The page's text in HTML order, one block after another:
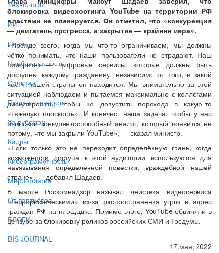
Технологии
ИИ
Связь
Нацбезопасность
Санкции
Промышленность
За рубежом
Кадры
Киберграмотность
Мероприятия
От партнёров
БЛОГИ
BIS JOURNAL
блокировка видеохостинга YouTube на территории РФ
властями не планируется. Он отметил, что «конкуренция
— двигатель прогресса, а закрытие — крайняя мера».
«Прежде всего, когда мы что-то ограничиваем, мы должны
чётко понимать, что наши пользователи не страдают. Наш
приоритет — цифровые сервисы, которые должны быть
доступны каждому гражданину, независимо от того, в какой
части нашей страны он находится. Мы внимательно за этой
ситуацией наблюдаем и пытаемся максимально с коллегами
дискутировать, чтобы не допустить перехода в какую-то
«тяжёлую плоскость». И конечно, наша задача, чтобы у нас
был свой конкурентоспособный аналог, который появится не
потому, что мы закрыли YouTube», — сказал министр.
«Если только это не переходит определённую грань, когда
возможности доступа к этой аудитории используются для
навязывания определённой повестки, враждебной нашей
стране», — добавил Шадаев.
В марте Роскомнадзор называл действия видеосервиса
«террористическими» из-за распространения угроз в адрес
граждан РФ на площадке. Помимо этого, YouTube обвиняли в
цензуре за блокировку роликов российских СМИ и Госдумы.
17 мая, 2022